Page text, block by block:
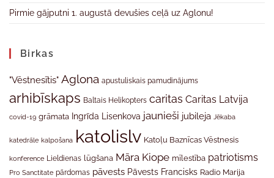
Pirmie gājputni 1. augustā devušies ceļā uz Aglonu!
Birkas
"Vēstnesītis" Aglona apustuliskais pamudinājums
arhibīskaps Baltais Helikopters caritas Caritas Latvija
covid-19 grāmata Ingrīda Lisenkova jaunieši jubileja Jēkaba
katedrāle kalpošana katolislv Katoļu Baznīcas Vēstnesis
konference Lieldienas lūgšana Māra Kiope mīlestība patriotisms
Pro Sanctitate pārdomas pāvests Pāvests Francisks Radio Marija